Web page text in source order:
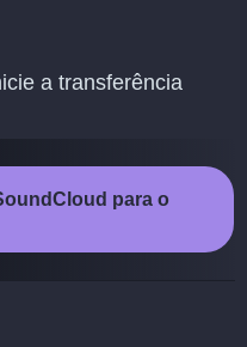
a transferência
para o